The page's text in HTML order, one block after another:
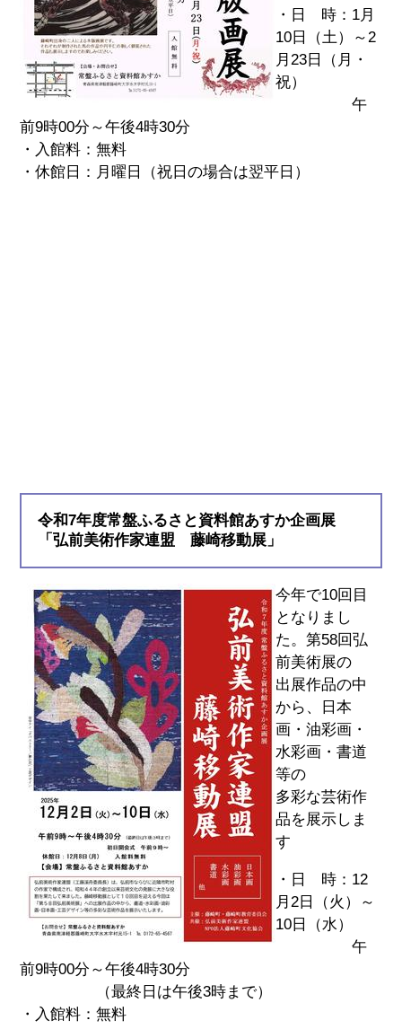
・日 時：1月
10日（土）～2
月23日（月・
祝）
午
前9時00分～午後4時30分
・入館料：無料
・休館日：月曜日（祝日の場合は翌平日）
令和7年度常盤ふるさと資料館あすか企画展
「弘前美術作家連盟 藤崎移動展」
今年で10回目
となりまし
た。第58回弘
前美術展の
出展作品の中
から、日本
画・油彩画・
水彩画・書道
等の
多彩な芸術作
品を展示しま
す
・日 時：12
月2日（火）～
10日（水）
午
前9時00分～午後4時30分
（最終日は午後3時まで）
・入館料：無料